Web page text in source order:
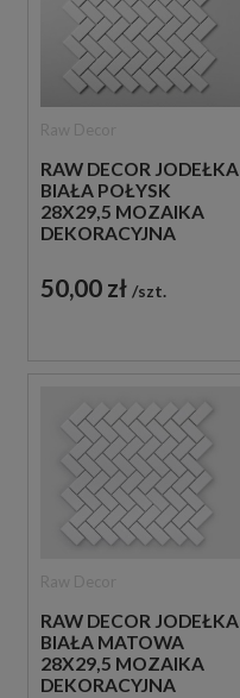
RAW DECOR JODEŁKA
BIAŁA POŁYSK
28X29,5 MOZAIKA
DEKORACYJNA
50,00 zł szt.
RAW DECOR JODEŁKA
BIAŁA MATOWA
28X29,5 MOZAIKA
DEKORACYJNA